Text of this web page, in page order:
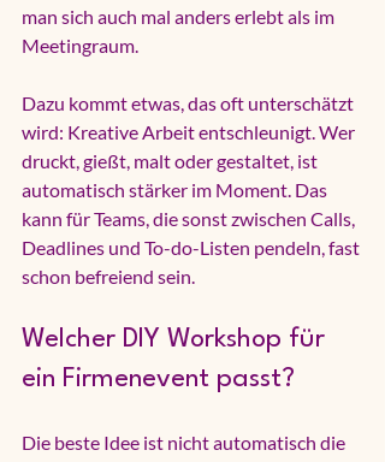
man sich auch mal anders erlebt als im
Meetingraum.
Dazu kommt etwas, das oft unterschätzt
wird: Kreative Arbeit entschleunigt. Wer
druckt, gießt, malt oder gestaltet, ist
automatisch stärker im Moment. Das
kann für Teams, die sonst zwischen Calls,
Deadlines und To-do-Listen pendeln, fast
schon befreiend sein.
Welcher DIY Workshop für
ein Firmenevent passt?
Die beste Idee ist nicht automatisch die